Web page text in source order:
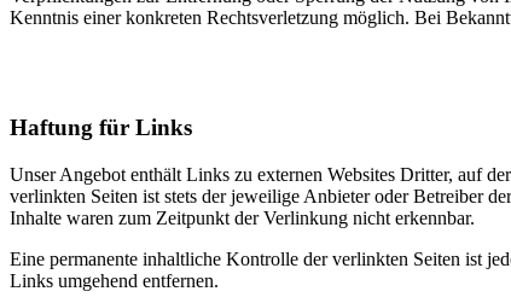
Kenntnis einer konkreten Rechtsverletzung möglich. Bei
Haftung für Links
Unser Angebot enthält Links zu externen Websites Dritter, auf
verlinkten Seiten ist stets der jeweilige Anbieter oder Betreiber
Inhalte waren zum Zeitpunkt der Verlinkung nicht erkennbar.
Eine permanente inhaltliche Kontrolle der verlinkten Seiten ist
Links umgehend entfernen.